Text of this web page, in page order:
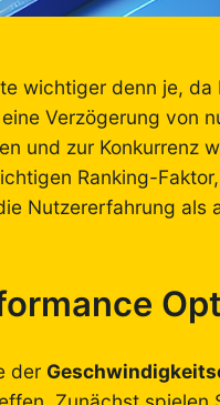
wichtiger denn je,
Verzögerung von
und zur Konkurrenz
Ranking-
Nutzererfahrung als
der